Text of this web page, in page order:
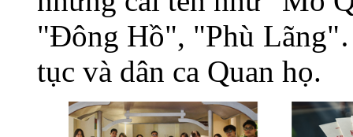
"Đông Hồ", "Phù
tục và dân ca Quan họ.